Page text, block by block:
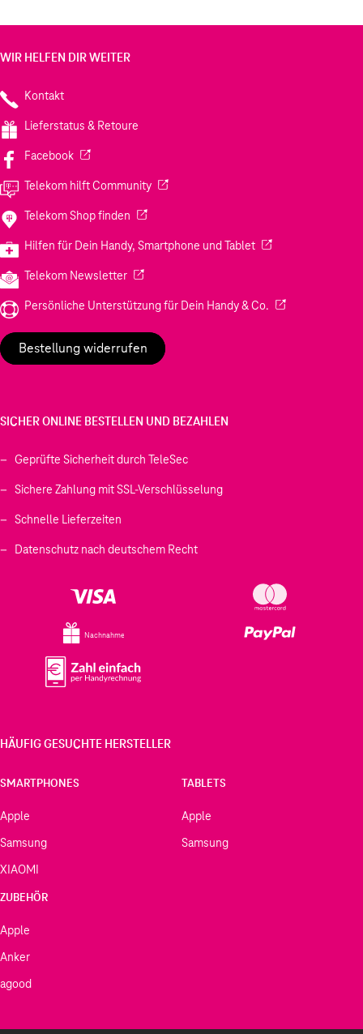
WIR HELFEN DIR WEITER
Kontakt
Lieferstatus & Retoure
Facebook(Wird in einem neuen Tab geöffnet)
Telekom hilft Community(Wird in einem neuen Tab geöffnet)
Telekom Shop finden (Wird in einem neuen Tab geöffnet)
Hilfen für Dein Handy, Smartphone und Tablet(Wird in einem
Telekom Newsletter(Wird in einem neuen Tab geöffnet)
Persönliche Unterstützung für Dein Handy & Co. (Wird in einem
Bestellung widerrufen
SICHER ONLINE BESTELLEN UND BEZAHLEN
Geprüfte Sicherheit durch TeleSec
Sichere Zahlung mit SSL-Verschlüsselung
Schnelle Lieferzeiten
Datenschutz nach deutschem Recht
Nachnahme
HÄUFIG GESUCHTE HERSTELLER
SMARTPHONES
Apple
Samsung
XIAOMI
TABLETS
Apple
Samsung
ZUBEHÖR
Apple
Anker
agood